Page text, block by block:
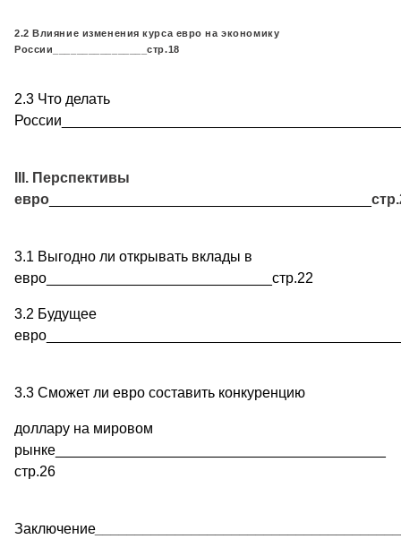
2.2 Влияние изменения курса евро на экономику
России________________стр.18
2.3 Что делать
III. Перспективы
евро
3.1 Выгодно ли открывать вклады в
евро____________________________стр.22
3.2 Будущее
3.3 Сможет ли евро составить конкуренцию
доллару на мировом
рынке_________________________________________
стр.26
Заключение